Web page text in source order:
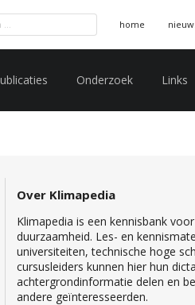
home
Onderzoek Links
Over Klimapedia
Klimapedia is een kennisbank
duurzaamheid. Les- en
universiteiten, technische hoge
cursusleiders kunnen hier hun
achtergrondinformatie delen en
andere geïnteresseerden.